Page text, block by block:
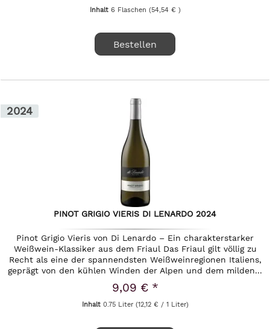
Inhalt 6 Flaschen (54,54 € )
Bestellen
2024
PINOT GRIGIO VIERIS DI LENARDO 2024
Pinot Grigio Vieris von Di Lenardo – Ein charakterstarker
Weißwein-Klassiker aus dem Friaul Das Friaul gilt völlig zu
Recht als eine der spannendsten Weißweinregionen Italiens,
geprägt von den kühlen Winden der Alpen und dem milden...
9,09 € *
Inhalt 0.75 Liter (12,12 € / 1 Liter)